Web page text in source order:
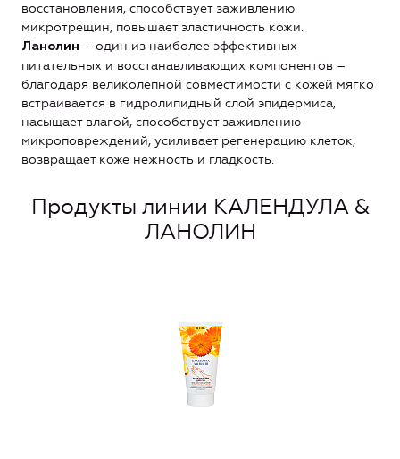
восстановления, способствует заживлению
микротрещин, повышает эластичность кожи.
Ланолин – один из наиболее эффективных
питательных и восстанавливающих компонентов –
благодаря великолепной совместимости с кожей мягко
встраивается в гидролипидный слой эпидермиса,
насыщает влагой, способствует заживлению
микроповреждений, усиливает регенерацию клеток,
возвращает коже нежность и гладкость.
Продукты линии КАЛЕНДУЛА &
ЛАНОЛИН